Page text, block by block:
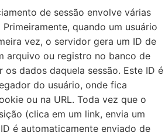
de sessão envolve várias
quando um usuário
vez, o servidor gera um ID de
arquivo ou registro no banco de
os dados daquela sessão. Este ID é
do usuário, onde fica
ou na URL. Toda vez que o
(clica em um link, envia um
é automaticamente enviado de